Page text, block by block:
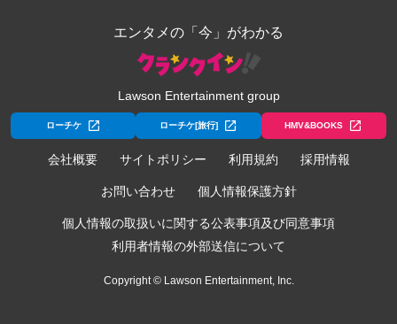
エンタメの「今」がわかる
Lawson Entertainment group
ローチケ ローチケ[旅行] HMV&BOOKS
会社概要 サイトポリシー 利用規約 採用情報
お問い合わせ 個人情報保護方針
個人情報の取扱いに関する公表事項及び同意事項
利用者情報の外部送信について
Copyright © Lawson Entertainment, Inc.